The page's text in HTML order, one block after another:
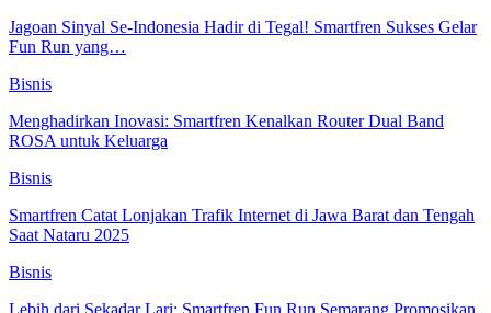
Jagoan Sinyal Se-Indonesia Hadir di Tegal! Smartfren Sukses Gelar
Fun Run yang…
Bisnis
Menghadirkan Inovasi: Smartfren Kenalkan Router Dual Band
ROSA untuk Keluarga
Bisnis
Smartfren Catat Lonjakan Trafik Internet di Jawa Barat dan Tengah
Saat Nataru 2025
Bisnis
Lebih dari Sekadar Lari: Smartfren Fun Run Semarang Promosikan